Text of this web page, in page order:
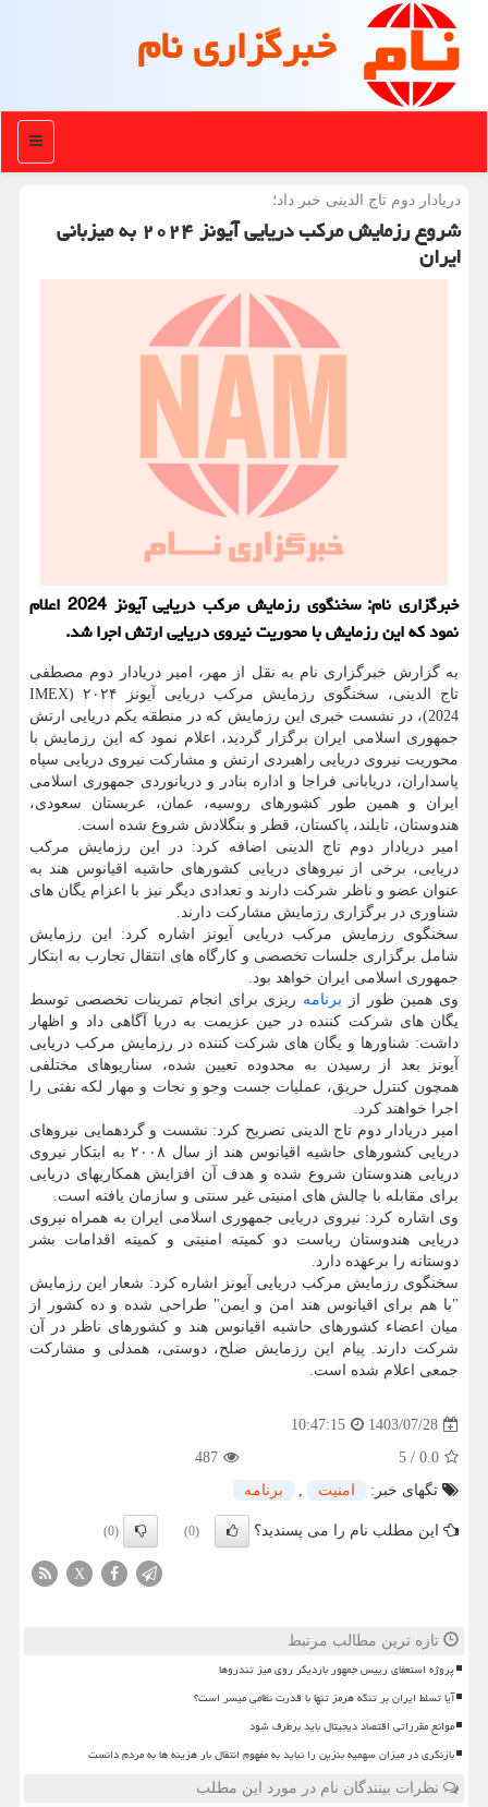
خبرگزاری نام
منو
دریادار دوم تاج الدینی خبر داد؛
شروع رزمایش مرکب دریایی آیونز ۲۰۲۴ به میزبانی
ایران
خبرگزاری نام: سخنگوی رزمایش مرکب دریایی آیونز 2024 اعلام
نمود که این رزمایش با محوریت نیروی دریایی ارتش اجرا شد.
به گزارش خبرگزاری نام به نقل از مهر، امیر دریادار دوم مصطفی
تاج الدینی، سخنگوی رزمایش مرکب دریایی آیونز ۲۰۲۴ (IMEX
2024)، در نشست خبری این رزمایش که در منطقه یکم دریایی ارتش
جمهوری اسلامی ایران برگزار گردید، اعلام نمود که این رزمایش با
محوریت نیروی دریایی راهبردی ارتش و مشارکت نیروی دریایی سپاه
پاسداران، دریابانی فراجا و اداره بنادر و دریانوردی جمهوری اسلامی
ایران و همین طور کشورهای روسیه، عمان، عربستان سعودی،
هندوستان، تایلند، پاکستان، قطر و بنگلادش شروع شده است.
امیر دریادار دوم تاج الدینی اضافه کرد: در این رزمایش مرکب
دریایی، برخی از نیروهای دریایی کشورهای حاشیه اقیانوس هند به
عنوان عضو و ناظر شرکت دارند و تعدادی دیگر نیز با اعزام یگان های
شناوری در برگزاری رزمایش مشارکت دارند.
سخنگوی رزمایش مرکب دریایی آیونز اشاره کرد: این رزمایش
شامل برگزاری جلسات تخصصی و کارگاه های انتقال تجارب به ابتکار
جمهوری اسلامی ایران خواهد بود.
وی همین طور از برنامه ریزی برای انجام تمرینات تخصصی توسط
یگان های شرکت کننده در حین عزیمت به دریا آگاهی داد و اظهار
داشت: شناورها و یگان های شرکت کننده در رزمایش مرکب دریایی
آیونز بعد از رسیدن به محدوده تعیین شده، سناریوهای مختلفی
همچون کنترل حریق، عملیات جست وجو و نجات و مهار لکه نفتی را
اجرا خواهند کرد.
امیر دریادار دوم تاج الدینی تصریح کرد: نشست و گردهمایی نیروهای
دریایی کشورهای حاشیه اقیانوس هند از سال ۲۰۰۸ به ابتکار نیروی
دریایی هندوستان شروع شده و هدف آن افزایش همکاریهای دریایی
برای مقابله با چالش های امنیتی غیر سنتی و سازمان یافته است.
وی اشاره کرد: نیروی دریایی جمهوری اسلامی ایران به همراه نیروی
دریایی هندوستان ریاست دو کمیته امنیتی و کمیته اقدامات بشر
دوستانه را برعهده دارد.
سخنگوی رزمایش مرکب دریایی آیونز اشاره کرد: شعار این رزمایش
"با هم برای اقیانوس هند امن و ایمن" طراحی شده و ده کشور از
میان اعضاء کشورهای حاشیه اقیانوس هند و کشورهای ناظر در آن
شرکت دارند. پیام این رزمایش صلح، دوستی، همدلی و مشارکت
جمعی اعلام شده است.
1403/07/28
10:47:15
0.0
/
5
487
تگهای خبر:
امنیت , برنامه
این مطلب نام را می پسندید؟ (0)
(0)
X
تازه ترین مطالب مرتبط
پروژه استعفای رییس جمهور باردیگر روی میز تندروها
آیا تسلط ایران بر تنگه هرمز تنها با قدرت نظامی میسر است؟
موانع مقرراتی اقتصاد دیجیتال باید برطرف شود
بازنگری در میزان سهمیه بنزین را نباید به مفهوم انتقال بار هزینه ها به مردم دانست
نظرات بینندگان نام در مورد این مطلب